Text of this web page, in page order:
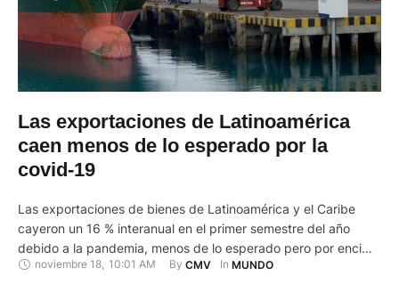
Las exportaciones de Latinoamérica
caen menos de lo esperado por la
covid-19
Las exportaciones de bienes de Latinoamérica y el Caribe
cayeron un 16 % interanual en el primer semestre del año
debido a la pandemia, menos de lo esperado pero por encima
de la media mundial, según un informe del Banco
noviembre 18, 10:01 AM By CMV In MUNDO